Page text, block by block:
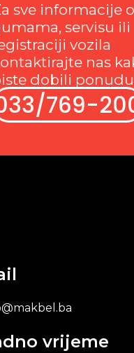
vrijeme
sve informacije o
servisu ili
vozila
nas
dobili
769-